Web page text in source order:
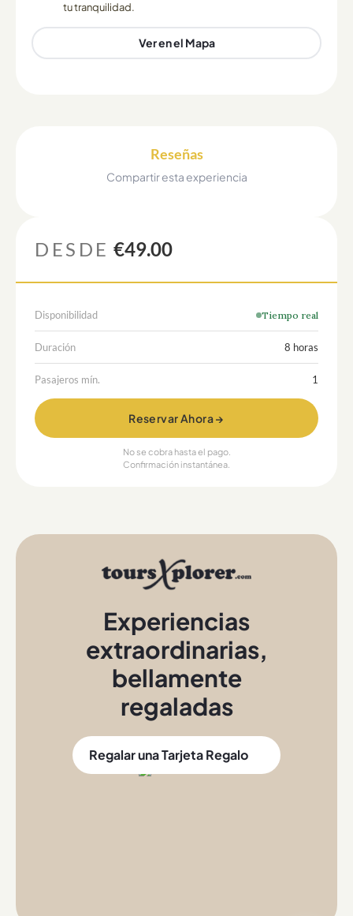
tu tranquilidad.
Ver en el Mapa
Reseñas
Compartir esta experiencia
DESDE €49.00
Disponibilidad Tiempo real
Duración 8 horas
Pasajeros mín. 1
Reservar Ahora →
No se cobra hasta el pago.
Confirmación instantánea.
Experiencias
extraordinarias,
bellamente
regaladas
Regalar una Tarjeta Regalo